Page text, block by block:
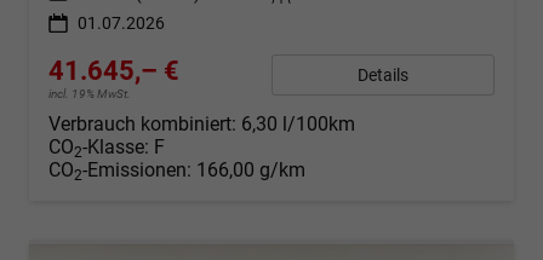
01.07.2026
41.645,– €
incl. 19% MwSt.
Details
Verbrauch kombiniert: 6,30 l/100km
CO2-Klasse: F
CO2-Emissionen: 166,00 g/km